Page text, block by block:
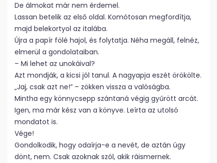
De álmokat már nem érdemel.
Lassan betelik az első oldal. Komótosan megfordítja,
majd belekortyol az italába.
Újra a papír fölé hajol, és folytatja. Néha megáll, felnéz,
elmerül a gondolataiban.
– Mi lehet az unokáival?
Azt mondják, a kicsi jól tanul. A nagyapja eszét örökölte.
„Jaj, csak azt ne!” – zökken vissza a valóságba.
Mintha egy könnycsepp szántaná végig gyűrött arcát.
Igen, ma már kész van a könyve. Leírta az utolsó
mondatot is.
Vége!
Gondolkodik, hogy odaírja-e a nevét, de aztán úgy
dönt, nem. Csak azoknak szól, akik ráismernek.